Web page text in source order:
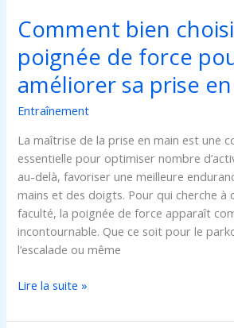
Comment bien
poignée de force
améliorer sa prise
Entraînement
La maîtrise de la prise en main est une
essentielle pour optimiser nombre
au-delà, favoriser une meilleure
mains et des doigts. Pour qui cherche à
faculté, la poignée de force apparaît
incontournable. Que ce soit pour le
l’escalade ou même
en
Lire la suite »